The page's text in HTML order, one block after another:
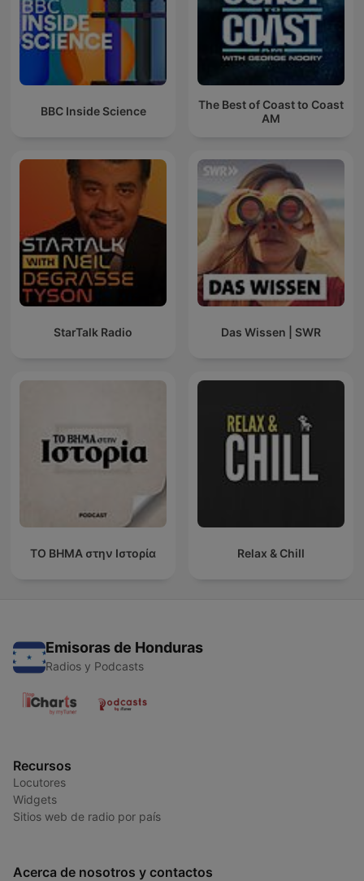
BBC Inside Science
The Best of Coast to Coast
AM
StarTalk Radio Das Wissen | SWR
ΤΟ ΒΗΜΑ στην Ιστορία Relax & Chill
Emisoras de Honduras
Radios y Podcasts
Recursos
Locutores
Widgets
Sitios web de radio por país
Acerca de nosotros y contactos